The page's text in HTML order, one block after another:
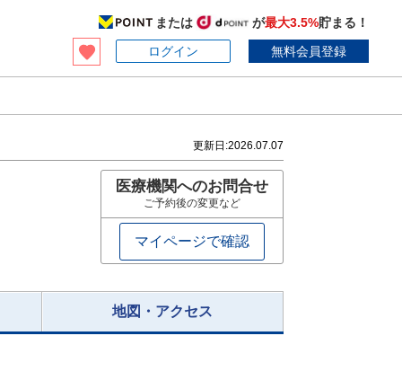
または が最大3.5%貯まる！
ログイン
無料会員登録
更新日:2026.07.07
医療機関へのお問合せ
ご予約後の変更など
マイページで確認
地図・アクセス